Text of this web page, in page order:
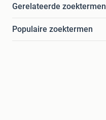
Gerelateerde zoektermen
Populaire zoektermen